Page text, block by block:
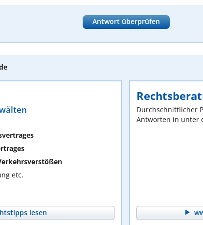
Antwort überprüfen
etc.
lesen
Durchschnittlicher
Antworten in unter